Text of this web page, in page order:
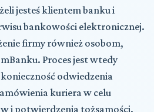
jesteś klientem banku i
bankowości elektronicznej.
firmy również osobom,
Proces jest wtedy
konieczność odwiedzenia
kuriera w celu
i potwierdzenia tożsamości.